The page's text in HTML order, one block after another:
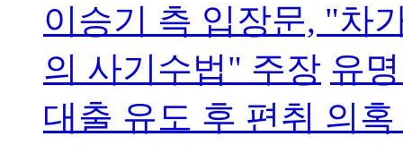
이승기 측 입장문, "차
의 사기수법" 주장 유
대출 유도 후 편취 의